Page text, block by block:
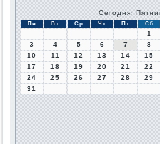
Сегодня:
Пн Вт Ср Чт Пт Сб
1
3
4 5 6 7 8
10
11 12 13 14 15
17
18 19 20 21 22
24
25 26 27 28 29
31